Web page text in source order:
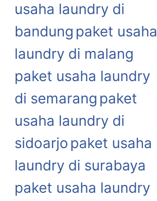
usaha laundry di
bandung paket usaha
laundry di malang
paket usaha laundry
di semarang paket
usaha laundry di
sidoarjo paket usaha
laundry di surabaya
paket usaha laundry